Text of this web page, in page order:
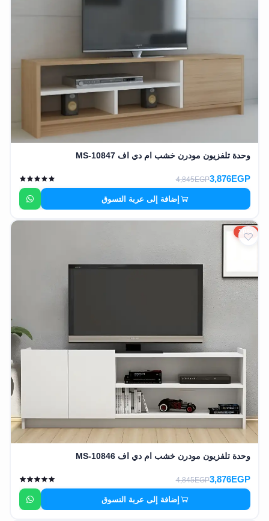
وحدة تلفزيون مودرن خشب ام دي اف MS-10847
3,876EGP
4,845EGP
إضافة إلى عربة التسوق
20%
وحدة تلفزيون مودرن خشب ام دي اف MS-10846
3,876EGP
4,845EGP
إضافة إلى عربة التسوق